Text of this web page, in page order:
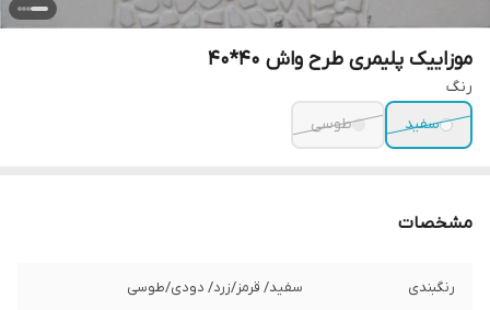
موزاییک پلیمری طرح واش 40*40
رنگ
سفید
طوسی
مشخصات
رنگبندی سفید/ قرمز/زرد/ دودی/طوسی